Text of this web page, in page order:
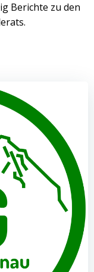
Berichte zu den